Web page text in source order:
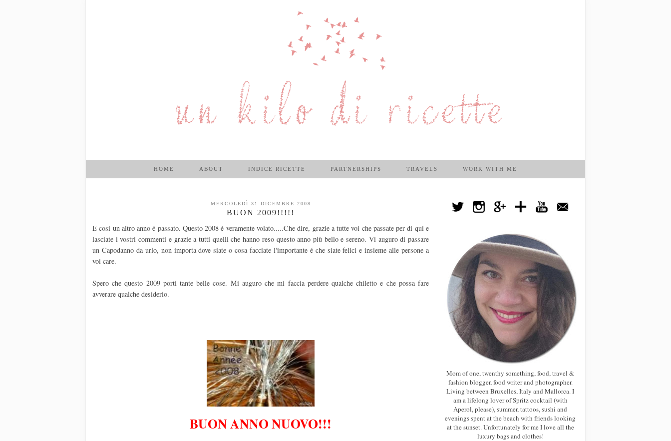
HOME ABOUT INDICE RICETTE PARTNERSHIPS TRAVELS WORK WITH ME
MERCOLEDÌ 31 DICEMBRE 2008
BUON 2009!!!!!
E cosi un altro anno é passato. Questo 2008 é veramente volato.....Che dire, grazie a tutte voi che passate per di qui e
lasciate i vostri commenti e grazie a tutti quelli che hanno reso questo anno più bello e sereno. Vi auguro di passare
un Capodanno da urlo, non importa dove siate o cosa facciate l'importante é che siate felici e insieme alle persone a
voi care.
Spero che questo 2009 porti tante belle cose. Mi auguro che mi faccia perdere qualche chiletto e che possa fare
avverare qualche desiderio.
BUON ANNO NUOVO!!!
Mom of one, twenthy something, food, travel &
fashion blogger, food writer and photographer.
Living between Bruxelles, Italy and Mallorca. I
am a lifelong lover of Spritz cocktail (with
Aperol, please), summer, tattoos, sushi and
evenings spent at the beach with friends looking
at the sunset. Unfortunately for me I love all the
luxury bags and clothes!